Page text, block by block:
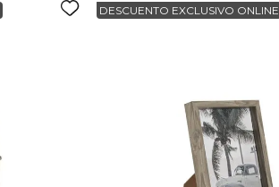
DESCUENTO EXCLUSIVO ONLINE